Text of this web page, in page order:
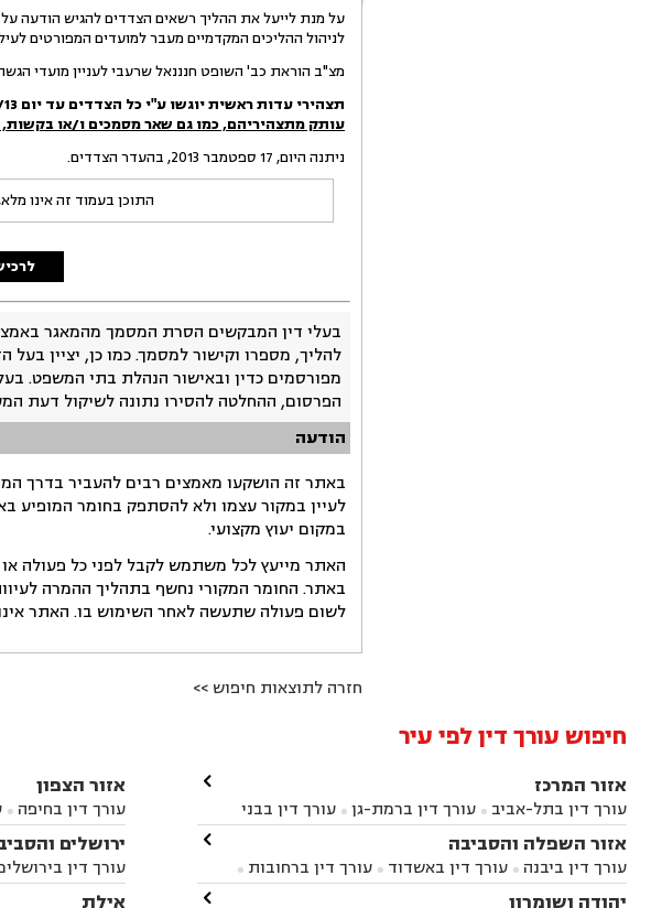
לניהול ההליכים המקדמיים מעבר למועדים המפורטים
מצ"ב הוראת כב' השופט חנננאל שרעבי לעניין מועדי
תצהירי עדות ראשית יוגשו ע"י כל הצדדים עד יום /11/13 בצירוף כל
עותק מתצהיריהם, כמו גם שאר מסמכים ו/או
ניתנה היום, 17 ספטמבר 2013, בהעדר הצדדים.
התוכן בעמוד זה אינו
בעלי דין המבקשים הסרת המסמך מהמאגר
להליך, מספרו וקישור למסמך. כמו כן, יציין
מפורסמים כדין ובאישור הנהלת בתי המשפט.
הפרסום, ההחלטה להסירו נתונה לשיקול דעת
הודעה
באתר זה הושקעו מאמצים רבים להעביר בדרך
לעיין במקור עצמו ולא להסתפק בחומר המופיע
במקום יעוץ מקצועי.
האתר מייעץ לכל משתמש לקבל לפני כל פעולה או
באתר. החומר המקורי נחשף בתהליך ההמרה
לשום פעולה שתעשה לאחר השימוש בו. האתר
חזרה לתוצאות חיפוש >>
חיפוש עורך דין לפי עיר
אזור המרכז
עורך דין בתל-אביב  עורך דין ברמת-גן 
עורך דין בבני
ברק עורך דין בפתח תקווה עורך דין בראשון לציון
עורך דין ברחובות עורך דין בנס ציונה
במודיעין
עורך דין בהרצליה עורך דין בחולון
עורך
דין בקרית אונו

אזור השפלה והסביבה
עורך דין ביבנה  עורך דין באשדוד  עורך דין ברחובות 
עורך דין בראשון לציון עורך דין במודיעין
עורך דין

יהודה ושומרון 
אזור הצפון
עורך דין בחיפה 
אתא
עורך דין
בקרית שמונה
במושב ציפורי
דין בעמק הירדן
ירושלים
עורך דין
בבית-שמש
אילת